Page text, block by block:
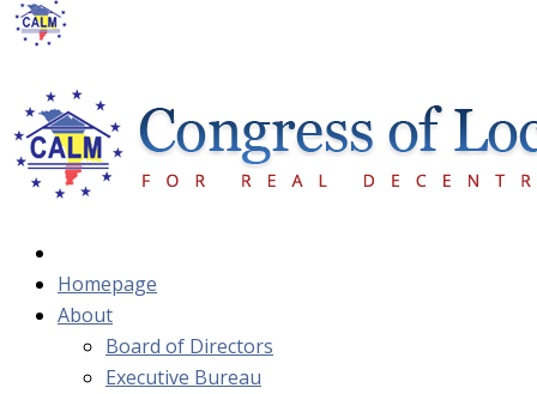
Homepage
About
Board of Directors
Executive Bureau